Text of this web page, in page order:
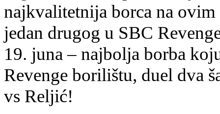
najkvalitetnija borca na
jedan drugog u SBC
19. juna – najbolja borba
Revenge borilištu, duel dva
vs Reljić!